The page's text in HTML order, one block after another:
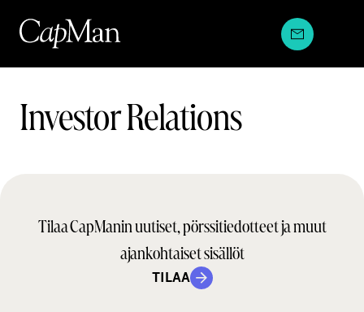
sisältöön
Teams:
Investor Relations
Tilaa CapManin uutiset, pörssitiedotteet ja muut
ajankohtaiset sisällöt
TILAA